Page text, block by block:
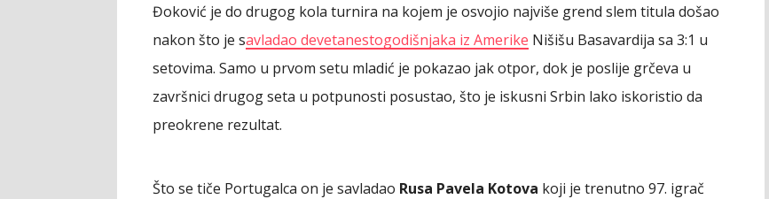
Đoković je do drugog kola turnira na kojem je osvojio najviše grend slem titula došao
nakon što je savladao devetanestogodišnjaka iz Amerike Nišišu Basavardija sa 3:1 u
setovima. Samo u prvom setu mladić je pokazao jak otpor, dok je poslije grčeva u
završnici drugog seta u potpunosti posustao, što je iskusni Srbin lako iskoristio da
preokrene rezultat.
Što se tiče Portugalca on je savladao Rusa Pavela Kotova koji je trenutno 97. igrač